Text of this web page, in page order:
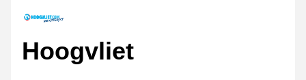
Hoogvliet